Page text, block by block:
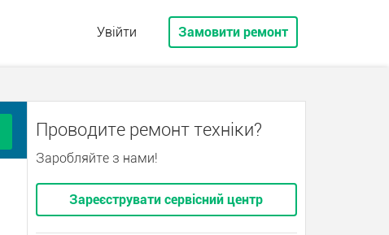
Увійти Замовити ремонт
Проводите ремонт техніки?
Заробляйте з нами!
Зареєструвати сервісний центр